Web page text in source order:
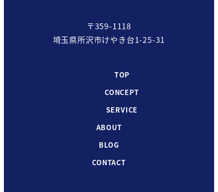
〒359-1118
埼玉県所沢市けやき台1-25-31
TOP
CONCEPT
SERVICE
ABOUT
BLOG
CONTACT